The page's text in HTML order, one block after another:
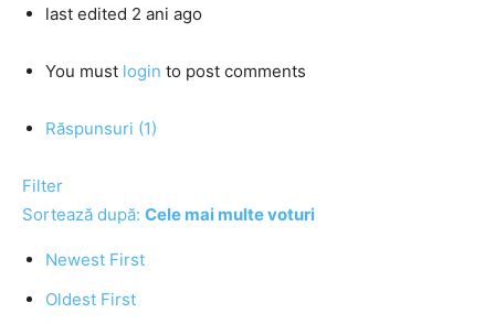
last edited 2 ani ago
You must login to post comments
Răspunsuri (1)
Filter
Sortează după: Cele mai multe voturi
Newest First
Oldest First